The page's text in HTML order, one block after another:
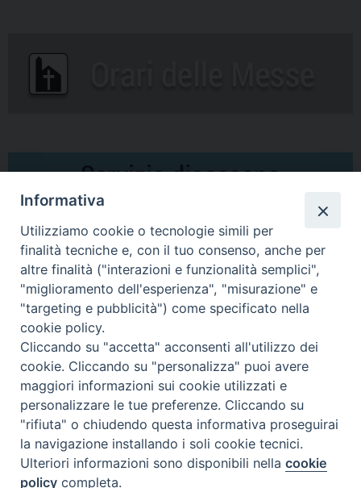
Comunicati Stampa
Il cordoglio dei Vescovi di Puglia per la morte di S.E.R. Mons. Agostino
Superbo
Nasce la Consulta Diocesana delle Aggregazioni Laicali di Castellaneta
Archivio comunicati stampa
2026 © Diocesi di Castellaneta
Informativa
Utilizziamo cookie o tecnologie simili per
finalità tecniche e, con il tuo consenso, anche per
altre finalità ("interazioni e funzionalità semplici",
"miglioramento dell'esperienza", "misurazione" e
"targeting e pubblicità") come specificato nella
cookie policy.
Cliccando su "accetta" acconsenti all'utilizzo dei
cookie. Cliccando su "personalizza" puoi avere
maggiori informazioni sui cookie utilizzati e
personalizzare le tue preferenze. Cliccando su
"rifiuta" o chiudendo questa informativa proseguirai
la navigazione installando i soli cookie tecnici.
Ulteriori informazioni sono disponibili nellacookie
policy completa.